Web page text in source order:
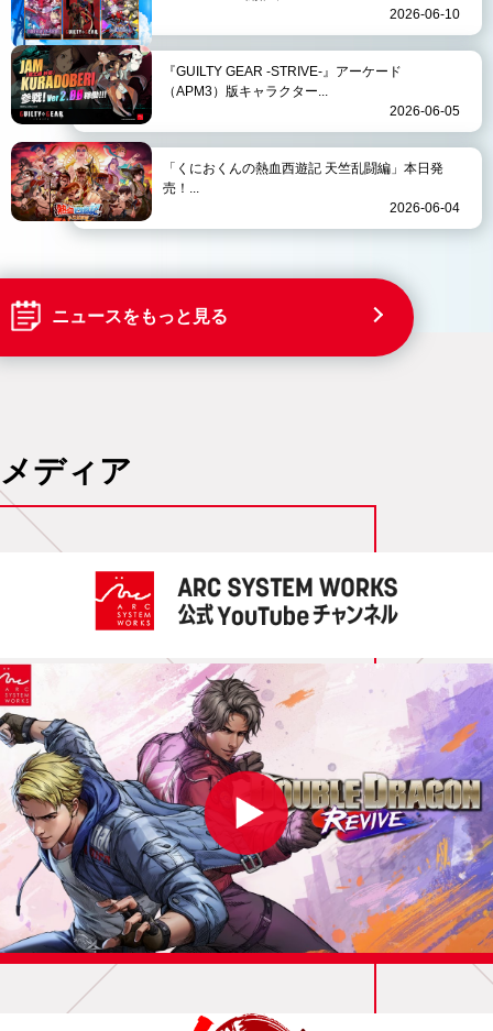
2026-06-10
『GUILTY GEAR -STRIVE-』アーケード
（APM3）版キャラクター...
2026-06-05
「くにおくんの熱血西遊記 天竺乱闘編」本日発
売！...
2026-06-04
ニュースをもっと見る
メディア